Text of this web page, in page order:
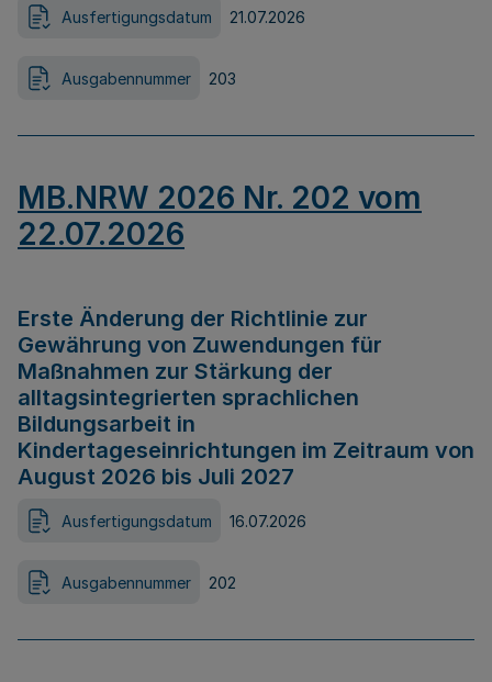
Ausfertigungsdatum 21.07.2026
Ausgabennummer 203
MB.NRW 2026 Nr. 202 vom
22.07.2026
Erste Änderung der Richtlinie zur
Gewährung von Zuwendungen für
Maßnahmen zur Stärkung der
alltagsintegrierten sprachlichen
Bildungsarbeit in
Kindertageseinrichtungen im Zeitraum von
August 2026 bis Juli 2027
Ausfertigungsdatum 16.07.2026
Ausgabennummer 202